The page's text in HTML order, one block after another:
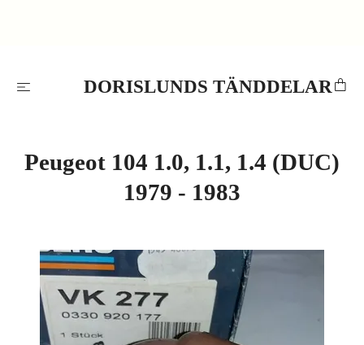
DORISLUNDS TÄNDDELAR
Peugeot 104 1.0, 1.1, 1.4 (DUC)
1979 - 1983